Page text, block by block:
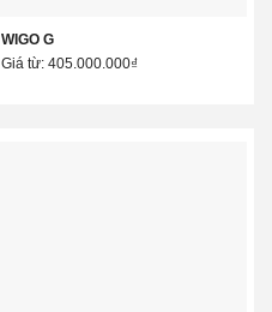
WIGO G
Giá từ: 405.000.000₫